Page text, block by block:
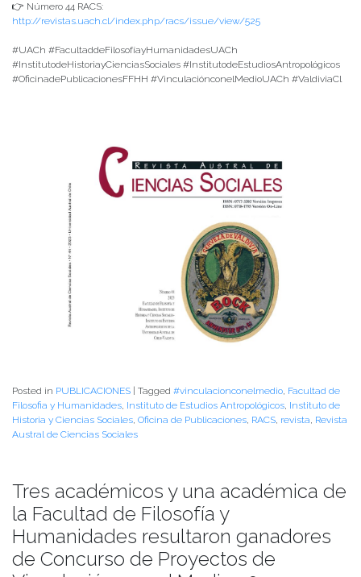
👉 Número 44 RACS:
http://revistas.uach.cl/index.php/racs/issue/view/525
#UACh #FacultaddeFilosofíayHumanidadesUACh
#InstitutodeHistoriayCienciasSociales #InstitutodeEstudiosAntropológicos
#OficinadePublicacionesFFHH #VinculaciónconelMedioUACh #ValdiviaCl
Posted in PUBLICACIONES Tagged #vinculacionconelmedio, Facultad de
Filosofia y Humanidades, Instituto de Estudios Antropológicos, Instituto de
Historia y Ciencias Sociales, Oficina de Publicaciones, RACS, revista, Revista
Austral de Ciencias Sociales
Tres académicos y una académica de
la Facultad de Filosofía y
Humanidades resultaron ganadores
de Concurso de Proyectos de